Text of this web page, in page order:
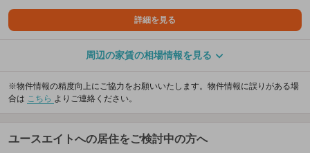
詳細を見る
周辺の家賃の相場情報を見る
※物件情報の精度向上にご協力をお願いいたします。物件情報に誤りがある場
合は こちら よりご連絡ください。
ユースエイトへの居住をご検討中の方へ